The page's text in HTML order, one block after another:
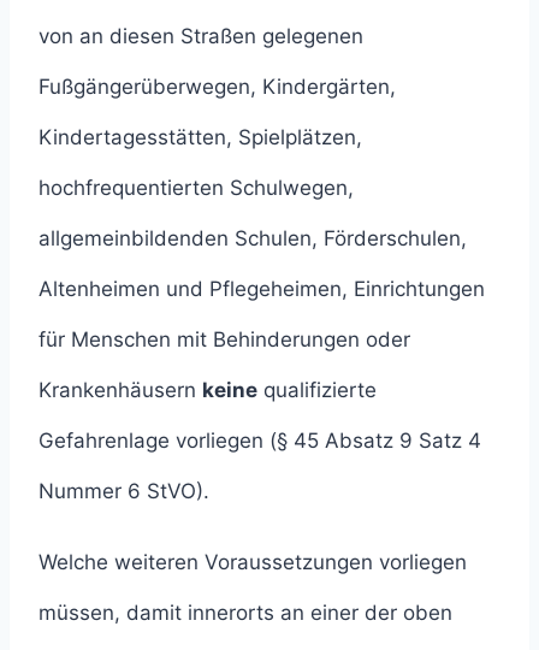
von an diesen Straßen gelegenen
Fußgängerüberwegen, Kindergärten,
Kindertagesstätten, Spielplätzen,
hochfrequentierten Schulwegen,
allgemeinbildenden Schulen, Förderschulen,
Altenheimen und Pflegeheimen, Einrichtungen
für Menschen mit Behinderungen oder
Krankenhäusern keine qualifizierte
Gefahrenlage vorliegen (§ 45 Absatz 9 Satz 4
Nummer 6 StVO).
Welche weiteren Voraussetzungen vorliegen
müssen, damit innerorts an einer der oben